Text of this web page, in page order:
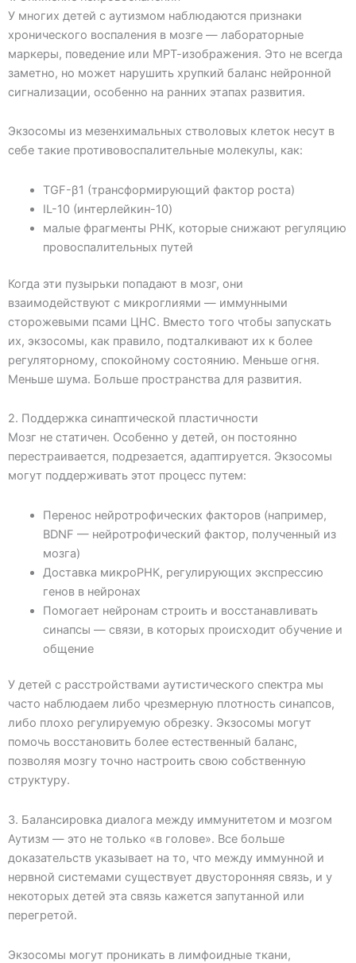
У многих детей с аутизмом наблюдаются признаки
хронического воспаления в мозге — лабораторные
маркеры, поведение или МРТ-изображения. Это не всегда
заметно, но может нарушить хрупкий баланс нейронной
сигнализации, особенно на ранних этапах развития.
Экзосомы из мезенхимальных стволовых клеток несут в
себе такие противовоспалительные молекулы, как:
TGF-β1 (трансформирующий фактор роста)
IL-10 (интерлейкин-10)
малые фрагменты РНК, которые снижают регуляцию
провоспалительных путей
Когда эти пузырьки попадают в мозг, они
взаимодействуют с микроглиями — иммунными
сторожевыми псами ЦНС. Вместо того чтобы запускать
их, экзосомы, как правило, подталкивают их к более
регуляторному, спокойному состоянию. Меньше огня.
Меньше шума. Больше пространства для развития.
2. Поддержка синаптической пластичности
Мозг не статичен. Особенно у детей, он постоянно
перестраивается, подрезается, адаптируется. Экзосомы
могут поддерживать этот процесс путем:
Перенос нейротрофических факторов (например,
BDNF — нейротрофический фактор, полученный из
мозга)
Доставка микроРНК, регулирующих экспрессию
генов в нейронах
Помогает нейронам строить и восстанавливать
синапсы — связи, в которых происходит обучение и
общение
У детей с расстройствами аутистического спектра мы
часто наблюдаем либо чрезмерную плотность синапсов,
либо плохо регулируемую обрезку. Экзосомы могут
помочь восстановить более естественный баланс,
позволяя мозгу точно настроить свою собственную
структуру.
3. Балансировка диалога между иммунитетом и мозгом
Аутизм — это не только «в голове». Все больше
доказательств указывает на то, что между иммунной и
нервной системами существует двусторонняя связь, и у
некоторых детей эта связь кажется запутанной или
перегретой.
Экзосомы могут проникать в лимфоидные ткани,